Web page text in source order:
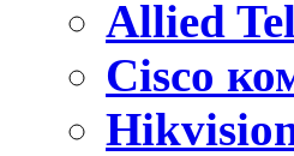
Allied
Cisco